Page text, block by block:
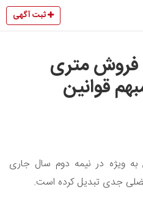
ثبت آگهی
متری
قوانین
ویژه در نیمه دوم سال جاری
جدی تبدیل کرده است.